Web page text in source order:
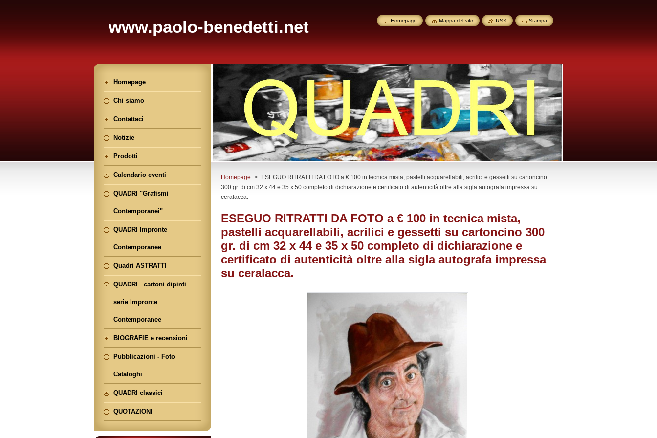
www.paolo-benedetti.net
Homepage >
ESEGUO RITRATTI DA FOTO a € 100 in tecnica mista, pastelli acquarellabili, acrilici e gessetti su cartoncino
300 gr. di cm 32 x 44 e 35 x 50 completo di dichiarazione e certificato di autenticità oltre alla sigla autografa impressa su
ceralacca.
ESEGUO RITRATTI DA FOTO a € 100 in tecnica mista,
pastelli acquarellabili, acrilici e gessetti su cartoncino 300
gr. di cm 32 x 44 e 35 x 50 completo di dichiarazione e
certificato di autenticità oltre alla sigla autografa impressa
su ceralacca.
Homepage
Chi siamo
Contattaci
Notizie
Prodotti
Calendario eventi
QUADRI "Grafismi
Contemporanei"
QUADRI Impronte
Contemporanee
Quadri ASTRATTI
QUADRI - cartoni dipinti-
serie Impronte
Contemporanee
BIOGRAFIE e recensioni
Pubblicazioni - Foto
Cataloghi
QUADRI classici
QUOTAZIONI
Homepage Mappa del sito RSS Stampa